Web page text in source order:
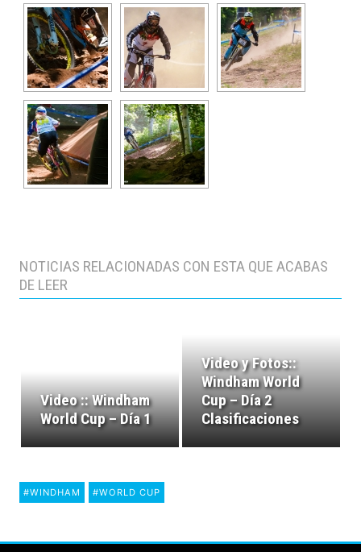
NOTICIAS RELACIONADAS CON ESTA QUE ACABAS
DE LEER
Video :: Windham
World Cup – Día 1
Video y Fotos::
Windham World
Cup – Día 2
Clasificaciones
#WINDHAM #WORLD CUP